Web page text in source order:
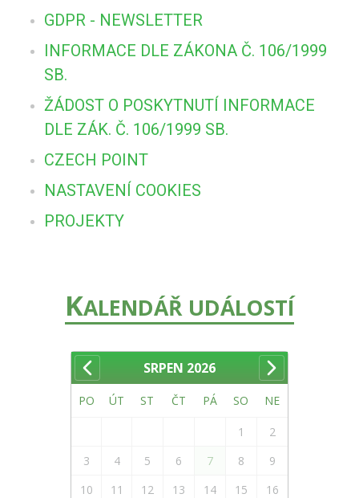
GDPR - NEWSLETTER
INFORMACE DLE ZÁKONA Č. 106/1999
SB.
ŽÁDOST O POSKYTNUTÍ INFORMACE
DLE ZÁK. Č. 106/1999 SB.
CZECH POINT
NASTAVENÍ COOKIES
PROJEKTY
KALENDÁŘ UDÁLOSTÍ
SRPEN 2026
PO ÚT ST ČT PÁ SO NE
1
2
3
4 5 6 7 8
9
10
11 12 13 14 15
16